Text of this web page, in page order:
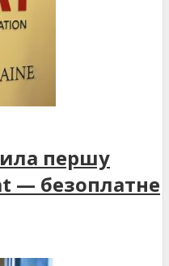
першу
— безоплатне